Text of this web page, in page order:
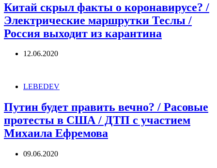
Китай скрыл факты о коронавирусе? /
Электрические маршрутки Теслы /
Россия выходит из карантина
12.06.2020
LEBEDEV
Путин будет править вечно? / Расовые
протесты в США / ДТП с участием
Михаила Ефремова
09.06.2020